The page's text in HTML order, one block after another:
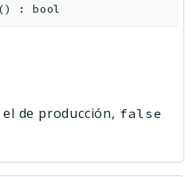
() :bool
de producción, false